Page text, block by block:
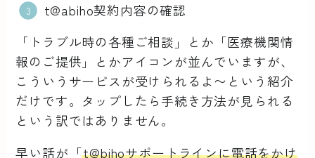
t@abiho契約内容の確認
「トラブル時の各種ご相談」とか「医療機関情
報のご提供」とかアイコンが並んでいますが、
こういうサービスが受けられるよ〜という紹介
だけです。タップしたら手続き方法が見られる
という訳ではありません。
早い話が「t@bihoサポートラインに電話をかけ